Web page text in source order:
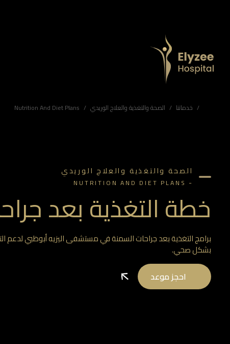
خدماتنا الصحة والتغذية والعلاج الوريدي Nutrition And Diet Plans
الصحة والتغذية والعلاج الوريدي
-
NUTRITION AND DIET PLANS
خطة التغذية بعد
برامج التغذية بعد جراحات السمنة في مستشفى اليزيه أبوظبي لدعم
بشكل صحي.
احجز موعد